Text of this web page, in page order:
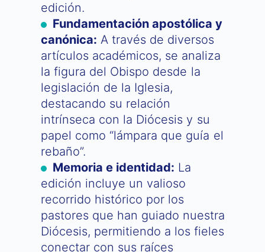
edición.
Fundamentación apostólica y
canónica: A través de diversos
artículos académicos, se analiza
la figura del Obispo desde la
legislación de la Iglesia,
destacando su relación
intrínseca con la Diócesis y su
papel como “lámpara que guía el
rebaño”.
Memoria e identidad: La
edición incluye un valioso
recorrido histórico por los
pastores que han guiado nuestra
Diócesis, permitiendo a los fieles
conectar con sus raíces